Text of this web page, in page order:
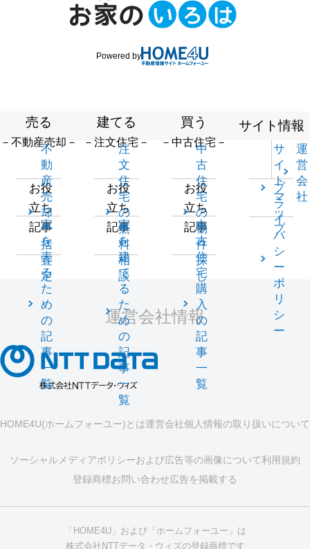
Powered by
売る
－不動産売却－
不
動
産
売
却
一
括
査
定
お役
立ち
記事
家
を
売
る
た
め
の
記
事
一
覧
建てる
－注文住宅－
注
文
住
宅
の
無
料
相
談
お役
立ち
記事
家
を
建
て
る
た
め
の
記
事
一
覧
買う
－中古住宅－
中
古
住
宅
の
物
件
探
し
お役
立ち
記事
中
古
住
宅
購
入
の
記
事
一
覧
サイト情報
サ
イ
ト
マ
ッ
プ
運
営
会
社
プ
ラ
イ
バ
シ
ー
ポ
リ
シ
ー
運営会社情報
HOME4U(ホームフォーユー)とは運営会社個人情報の取り扱いについて
ソーシャルメディアポリシーおよび広告等の画像について利用規約
登録商標お問い合わせ広告を掲載する
「HOME4U」および「ホームフォーユー」は
株式会社NTTデータ・ウィズの登録商標です